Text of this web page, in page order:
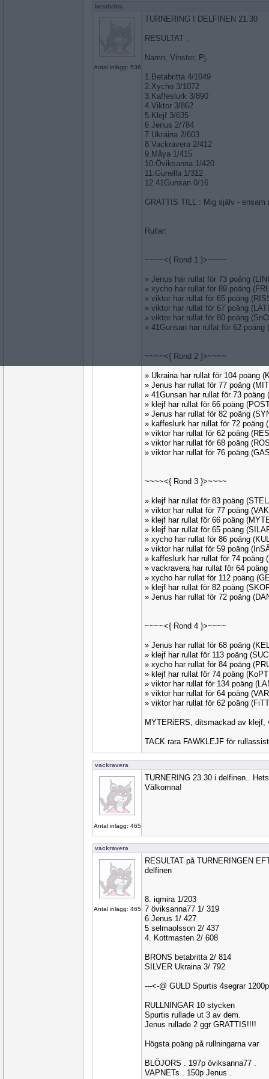
betabritta
Antal inlägg: 536
TURNERING I DELFINEN 21.30
RESULTAT :
Namn, Vinster, Pj.
1.Betabritta 4/1049
2.Xycho 3/1072
3.Kaffeslurk 3/890
4.Viktor 3/862
5.Klejf 3/635
6.Jenus 2/784
7.Ukraina 2/603
8.Vackravera 2/412
9.Måya 1/415
10.Öviksanna 1/420
11.Gunella 1/312
12.41Gunsan 0/16
GRATTIS TILL : Mig själv - ensam
Rullar:
~~~~<{ Rond 1 }>~~~~
» Jenus har rullat för 73 poäng
» xycho har rullat för 89 poäng
» viktor har rullat för 65 poäng
» viktor har rullat för 67 poäng
» viktor har rullat för 80 poäng
» 41Gunsan har rullat för 62 poäng
~~~~<{ Rond 2 }>~~~~
» Ukraina har rullat för 104 poäng
» Jenus har rullat för 77 poäng
» 41Gunsan har rullat för 73 poäng
» klejf har rullat för 66 poäng
» Jenus har rullat för 82 poäng
» kaffeslurk har rullat för 72 poäng
» viktor har rullat för 62 poäng
» viktor har rullat för 68 poäng
» viktor har rullat för 76 poäng
~~~~<{ Rond 3 }>~~~~
» klejf har rullat för 83 poäng
» viktor har rullat för 77 poäng
» klejf har rullat för 66 poäng
» klejf har rullat för 65 poäng
» xycho har rullat för 86 poäng
» viktor har rullat för 59 poäng
» kaffeslurk har rullat för 74 poäng
» vackravera har rullat för 64
» xycho har rullat för 112 poäng
» klejf har rullat för 82 poäng
» Jenus har rullat för 72 poäng
~~~~<{ Rond 4 }>~~~~
» Jenus har rullat för 68 poäng
» klejf har rullat för 113 poäng
» xycho har rullat för 84 poäng
» klejf har rullat för 74 poäng
» viktor har rullat för 134 poäng
» viktor har rullat för 64 poäng
» viktor har rullat för 62 poäng
MYTERiERS, ditsmackad av klejf,
TACK rara FAWKLEJF för
vackravera
Antal inlägg: 465
TURNERING 23.30 i delfinen..
Välkomna!
vackravera
Antal inlägg: 465
RESULTAT på TURNERINGEN
delfinen
8. iqmira 1/203
7 öviksanna77 1/ 319
6 Jenus 1/ 427
5 selmaolsson 2/ 437
4. Kottmasten 2/ 608
BRONS betabritta 2/ 814
SILVER Ukraina 3/ 792
---<-@ GULD Spurtis 4segrar
RULLNINGAR 10 stycken
Spurtis rullade ut 3 av dem.
Jenus rullade 2 ggr GRATTIS!!!!
Högsta poäng på rullningarna var
BLÖJORS . 197p öviksanna77 .
VAPNETs . 150p Jenus .